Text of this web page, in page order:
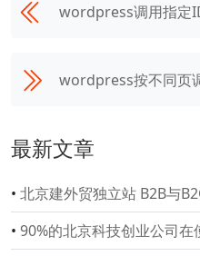
wordpress调用指定
wordpress按不同页
最新文章
• 北京建外贸独立站 B2B与
• 90%的北京科技创业公司